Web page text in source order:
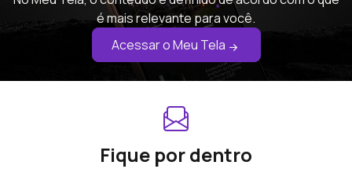
é mais relevante para você.
Acessar o Meu Tela
Fique por dentro